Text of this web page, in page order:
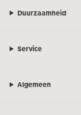
Duurzaamheid
Service
Algemeen